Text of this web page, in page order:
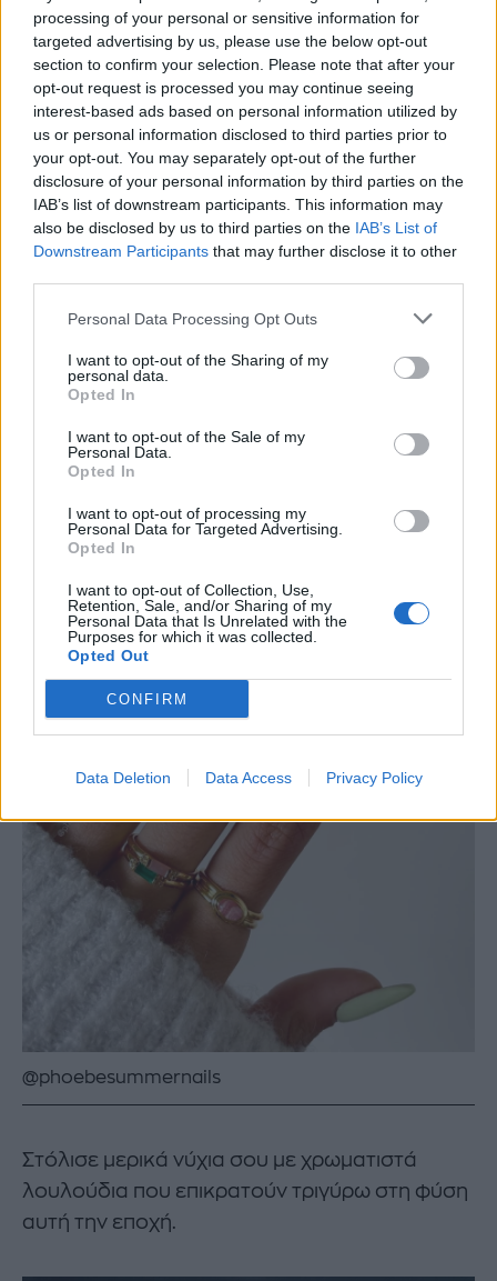
processing of your personal or sensitive information for
targeted advertising by us, please use the below opt-out
section to confirm your selection. Please note that after your
opt-out request is processed you may continue seeing
interest-based ads based on personal information utilized by
us or personal information disclosed to third parties prior to
your opt-out. You may separately opt-out of the further
disclosure of your personal information by third parties on the
IAB’s list of downstream participants. This information may
also be disclosed by us to third parties on the IAB’s List of
Downstream Participants that may further disclose it to other
Personal Data Processing Opt Outs
I want to opt-out of the Sharing of my
personal data.
Opted In
I want to opt-out of the Sale of my
Personal Data.
Opted In
I want to opt-out of processing my
Personal Data for Targeted Advertising.
Opted In
I want to opt-out of Collection, Use,
Retention, Sale, and/or Sharing of my
Personal Data that Is Unrelated with the
Purposes for which it was collected.
Opted Out
CONFIRM
Data Deletion Data Access Privacy Policy
@phoebesummernails
Αντί για την κλασική λευκή γραμμή του
γαλλικού επίλεξε ένα ombré mint green
effect.
@phoebesummernails
Στόλισε μερικά νύχια σου με χρωματιστά
λουλούδια που επικρατούν τριγύρω στη φύση
αυτή την εποχή.